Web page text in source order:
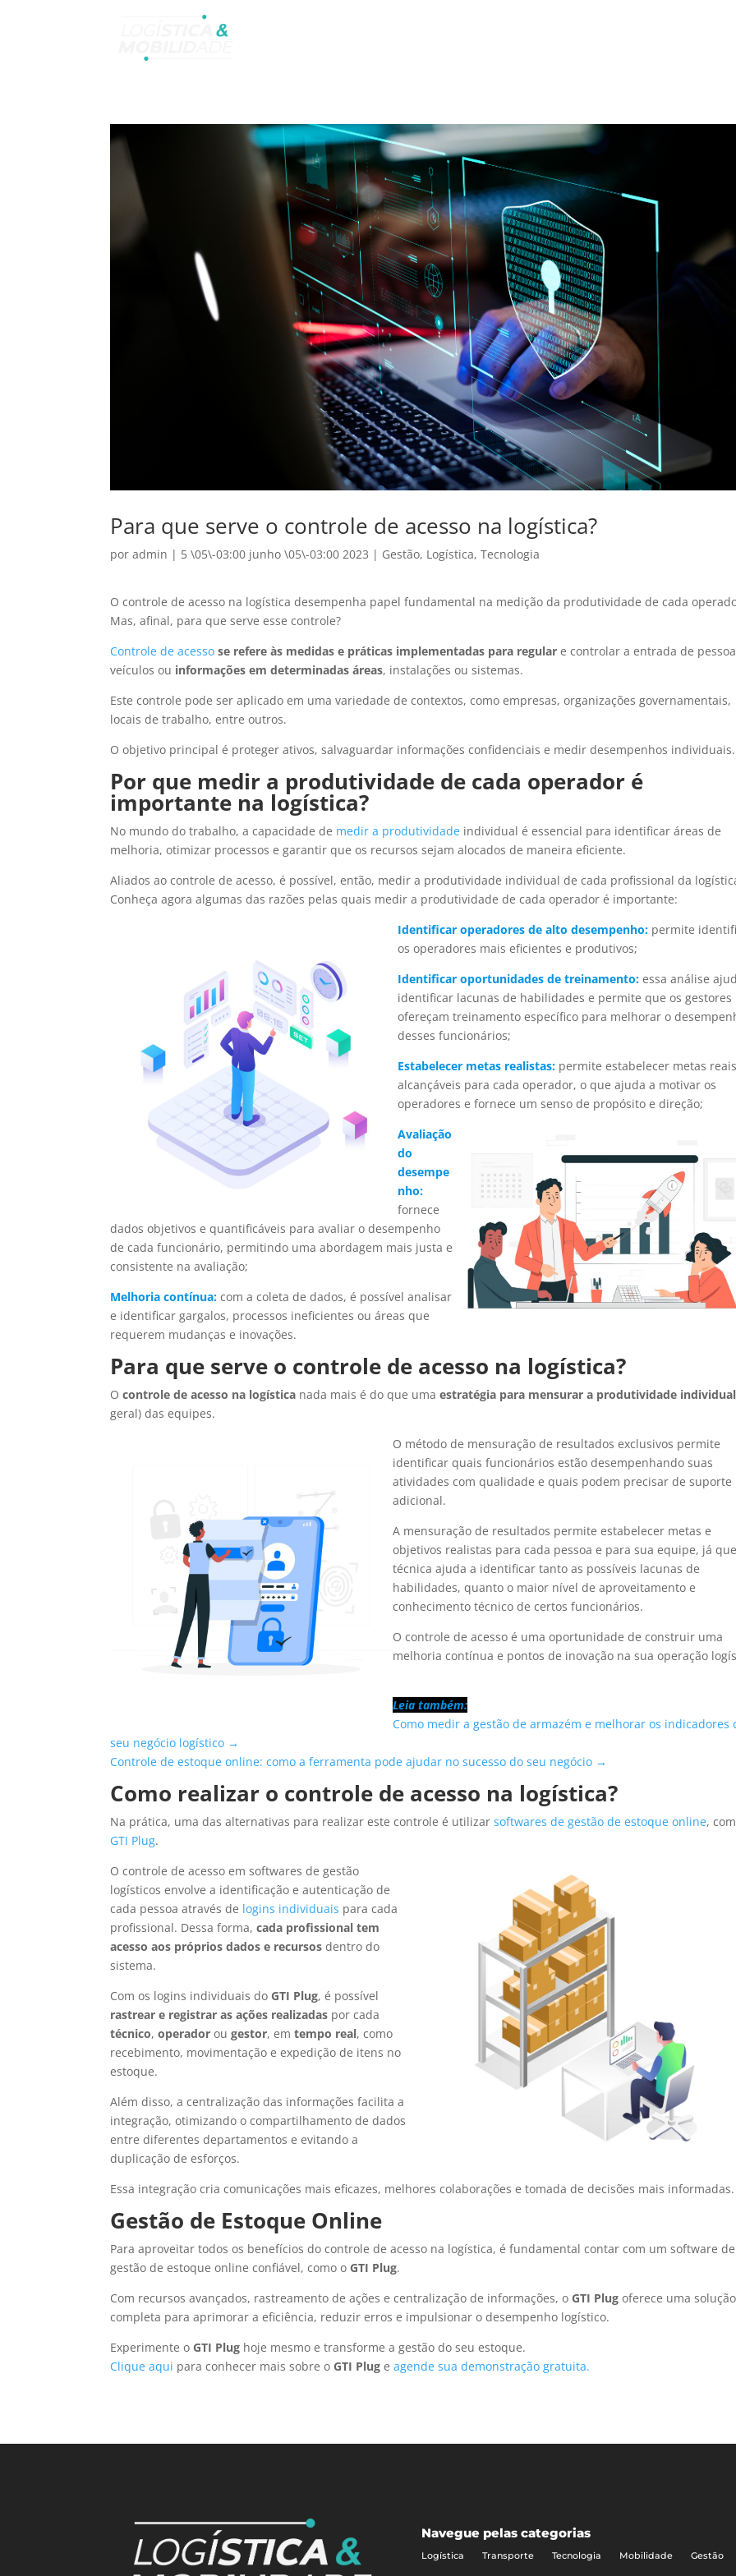
Para que serve o controle de acesso na logística?
poradmin | 5 \05\-03:00 junho \05\-03:00 2023 | Gestão, Logística,Tecnologia
O controle de acesso na logística desempenha papel fundamental na medição da produtividade de cada
Mas, afinal, para que serve esse controle?
Controle de acesso se refere às medidas e práticas implementadas para regular e controlar a entrada de
veículos ou informações em determinadas áreas, instalações ou sistemas.
Este controle pode ser aplicado em uma variedade de contextos, como empresas, organizações governamentais,
locais de trabalho, entre outros.
O objetivo principal é proteger ativos, salvaguardar informações confidenciais e medir desempenhos individuais.
Por que medir a produtividade de cada operador é
importante na logística?
No mundo do trabalho, a capacidade de medir a produtividade individual é essencial para identificar áreas de
melhoria, otimizar processos e garantir que os recursos sejam alocados de maneira eficiente.
Aliados ao controle de acesso, é possível, então, medir a produtividade individual de cada profissional da
Conheça agora algumas das razões pelas quais medir a produtividade de cada operador é importante:
Identificar operadores de alto desempenho: permite
os operadores mais eficientes e produtivos;
Identificar oportunidades de treinamento: essa análise
identificar lacunas de habilidades e permite que os gestores
ofereçam treinamento específico para melhorar o
desses funcionários;
Estabelecer metas realistas: permite estabelecer metas
alcançáveis para cada operador, o que ajuda a motivar os
operadores e fornece um senso de propósito e direção;
Avaliação
do
desempe
nho:
fornece
dados objetivos e quantificáveis para avaliar o desempenho
de cada funcionário, permitindo uma abordagem mais justa e
consistente na avaliação;
Melhoria contínua: com a coleta de dados, é possível analisar
e identificar gargalos, processos ineficientes ou áreas que
requerem mudanças e inovações.
Para que serve o controle de acesso na logística?
O controle de acesso na logística nada mais é do que uma estratégia para mensurar a produtividade individual
geral) das equipes.
O método de mensuração de resultados exclusivos permite
identificar quais funcionários estão desempenhando suas
atividades com qualidade e quais podem precisar de suporte
adicional.
A mensuração de resultados permite estabelecer metas e
objetivos realistas para cada pessoa e para sua equipe, já
técnica ajuda a identificar tanto as possíveis lacunas de
habilidades, quanto o maior nível de aproveitamento e
conhecimento técnico de certos funcionários.
O controle de acesso é uma oportunidade de construir uma
melhoria contínua e pontos de inovação na sua operação
Leia também:
Como medir a gestão de armazém e melhorar os indicadores
seu negócio logístico →
Controle de estoque online: como a ferramenta pode ajudar no sucesso do seu negócio →
Como realizar o controle de acesso na logística?
Na prática, uma das alternativas para realizar este controle é utilizarsoftwares de gestão de estoque online,
GTI Plug.
O controle de acesso em softwares de gestão
logísticos envolve a identificação e autenticação de
cada pessoa através de logins individuais para cada
profissional. Dessa forma,cada profissional tem
acesso aos próprios dados e recursos dentro do
sistema.
Com os logins individuais do GTI Plug, é possível
rastrear e registrar as ações realizadas por cada
técnico,operadorougestor, emtempo real, como
recebimento, movimentação e expedição de itens no
estoque.
Além disso, a centralização das informações facilita a
integração, otimizando o compartilhamento de dados
entre diferentes departamentos e evitando a
duplicação de esforços.
Essa integração cria comunicações mais eficazes, melhores colaborações e tomada de decisões mais informadas.
Gestão de Estoque Online
Para aproveitar todos os benefícios do controle de acesso na logística, é fundamental contar com um software de
gestão de estoque online confiável, como o GTI Plug.
Com recursos avançados, rastreamento de ações e centralização de informações, o GTI Plug oferece uma solução
completa para aprimorar a eficiência, reduzir erros e impulsionar o desempenho logístico.
Experimente o GTI Plug hoje mesmo e transforme a gestão do seu estoque.
Clique aqui para conhecer mais sobre o GTI Plug eagende sua demonstração gratuita.
Navegue pelas categorias
Logística Transporte Tecnologia Mobilidade Gestão